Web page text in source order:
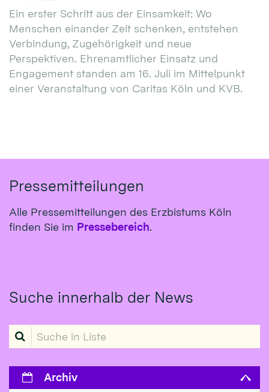
Ein erster Schritt aus der Einsamkeit: Wo
Menschen einander Zeit schenken, entstehen
Verbindung, Zugehörigkeit und neue
Perspektiven. Ehrenamtlicher Einsatz und
Engagement standen am 16. Juli im Mittelpunkt
einer Veranstaltung von Caritas Köln und KVB.
Pressemitteilungen
Alle Pressemitteilungen des Erzbistums Köln
finden Sie im Pressebereich.
Suche innerhalb der News
Suche in Liste
Archiv